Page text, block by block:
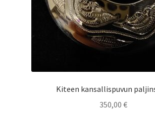
Kiteen kansallispuvun
350,00 €